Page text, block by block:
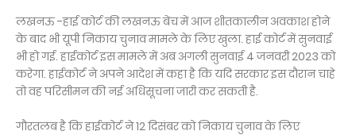
लखनऊ -हाई कोर्ट की लखनऊ बेंच में आज शीतकालीन अवकाश होने
के बाद भी यूपी निकाय चुनाव मामले के लिए खुला. हाई कोर्ट में सुनवाई
भी हो गई. हाईकोर्ट इस मामले में अब अगली सुनवाई 4 जनवरी 2023 को
करेगा. हाईकोर्ट ने अपने आदेश में कहा है कि यदि सरकार इस दौरान चाहे
तो वह परिसीमन की नई अधिसूचना जारी कर सकती है.
गौरतलब है कि हाईकोर्ट ने 12 दिसंबर को निकाय चुनाव के लिए